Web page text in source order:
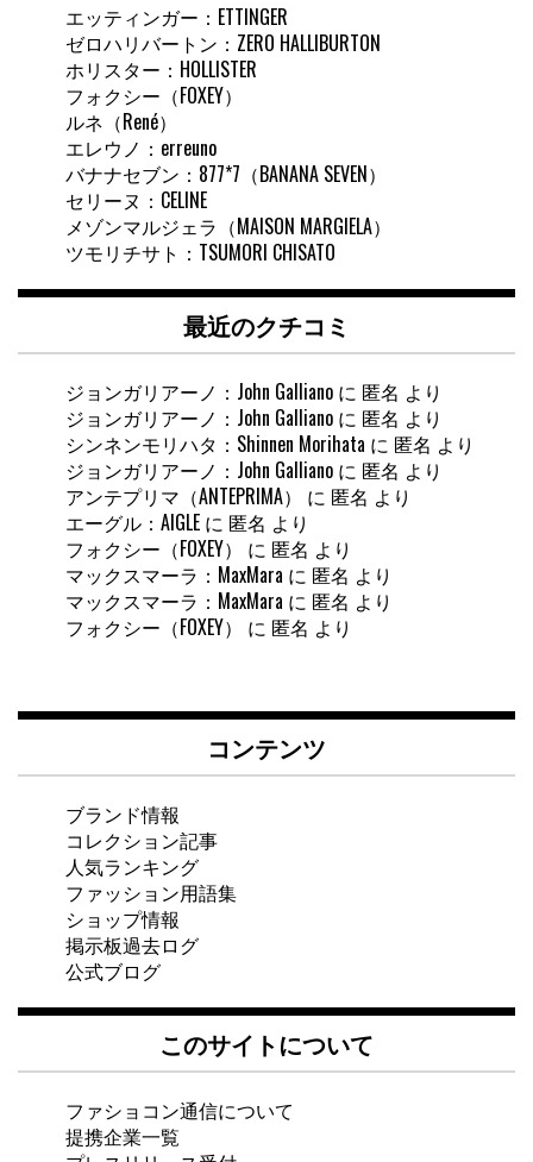
エッティンガー：ETTINGER
ゼロハリバートン：ZERO HALLIBURTON
ホリスター：HOLLISTER
フォクシー（FOXEY）
ルネ（René）
エレウノ：erreuno
バナナセブン：877*7（BANANA SEVEN）
セリーヌ：CELINE
メゾンマルジェラ（MAISON MARGIELA）
ツモリチサト：TSUMORI CHISATO
最近のクチコミ
ジョンガリアーノ：John Galliano に 匿名 より
ジョンガリアーノ：John Galliano に 匿名 より
シンネンモリハタ：Shinnen Morihata に 匿名 より
ジョンガリアーノ：John Galliano に 匿名 より
アンテプリマ（ANTEPRIMA）
に 匿名 より
エーグル：AIGLE に 匿名 より
フォクシー（FOXEY）
に 匿名 より
マックスマーラ：MaxMara に 匿名 より
マックスマーラ：MaxMara に 匿名 より
フォクシー（FOXEY）
に 匿名 より
コンテンツ
ブランド情報
コレクション記事
人気ランキング
ファッション用語集
ショップ情報
掲示板過去ログ
公式ブログ
このサイトについて
ファショコン通信について
提携企業一覧